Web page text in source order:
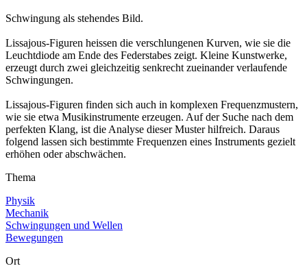
Schwingung als stehendes Bild.
Lissajous-Figuren heissen die verschlungenen Kurven, wie sie die
Leuchtdiode am Ende des Federstabes zeigt. Kleine Kunstwerke,
erzeugt durch zwei gleichzeitig senkrecht zueinander verlaufende
Schwingungen.
Lissajous-Figuren finden sich auch in komplexen Frequenzmustern,
wie sie etwa Musikinstrumente erzeugen. Auf der Suche nach dem
perfekten Klang, ist die Analyse dieser Muster hilfreich. Daraus
folgend lassen sich bestimmte Frequenzen eines Instruments gezielt
erhöhen oder abschwächen.
Thema
Physik
Mechanik
Schwingungen und Wellen
Bewegungen
Ort